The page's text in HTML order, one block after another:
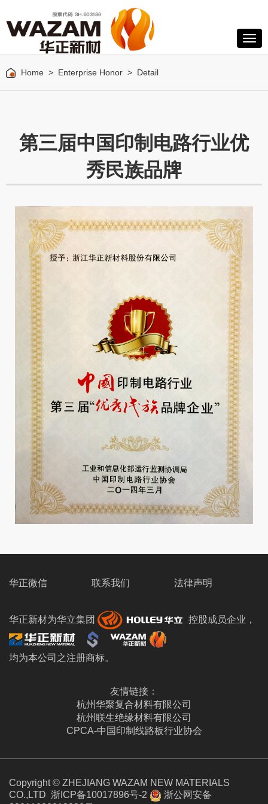
Home > Enterprise Honor > Detail
第三届中国印制电路行业优
秀民族品牌
华正微信 联系我们 法律声明
华正新材为华立集团 控股成员企业，
均为本公司之注册商标。
友情链接：
杭州华聚复合材料有限公司
杭州联生绝缘材料有限公司
CPCA-中国印制线路板行业协会
Copyright © ZHEJIANG WAZAM NEW MATERIALS
CO.,LTD 浙ICP备10017896号-2
浙公网安备